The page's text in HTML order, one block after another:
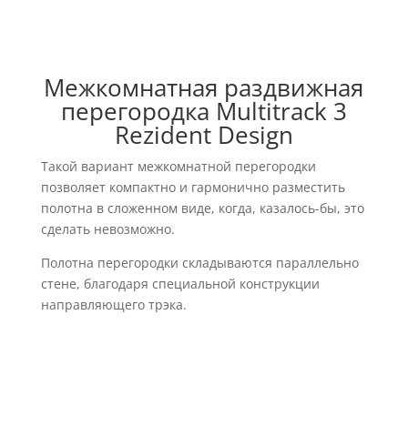
Межкомнатная раздвижная
перегородка Multitrack 3
Rezident Design
Такой вариант межкомнатной перегородки
позволяет компактно и гармонично разместить
полотна в сложенном виде, когда, казалось-бы, это
сделать невозможно.
Полотна перегородки складываются параллельно
стене, благодаря специальной конструкции
направляющего трэка.